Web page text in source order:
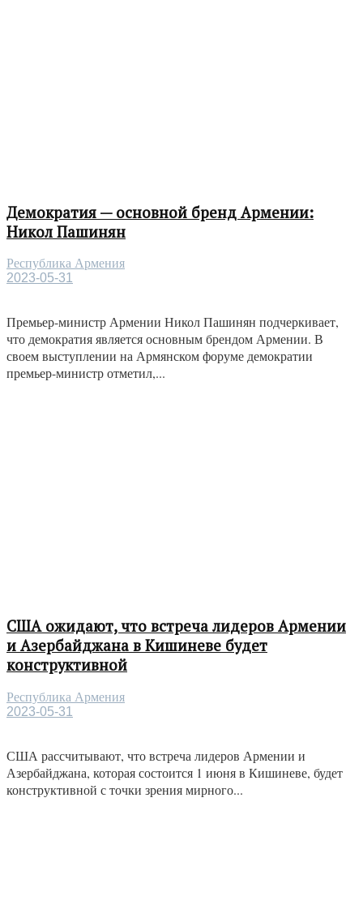
Демократия — основной бренд Армении:
Никол Пашинян
Республика Армения
2023-05-31
Премьер-министр Армении Никол Пашинян подчеркивает,
что демократия является основным брендом Армении. В
своем выступлении на Армянском форуме демократии
премьер-министр отметил,...
США ожидают, что встреча лидеров Армении
и Азербайджана в Кишиневе будет
конструктивной
Республика Армения
2023-05-31
США рассчитывают, что встреча лидеров Армении и
Азербайджана, которая состоится 1 июня в Кишиневе, будет
конструктивной с точки зрения мирного...